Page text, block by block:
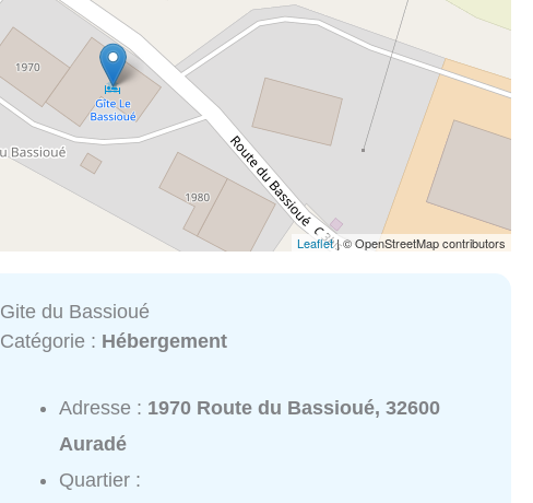
Leaflet| © OpenStreetMap contributors
Gite du Bassioué
Catégorie : Hébergement
Adresse : 1970 Route du Bassioué, 32600
Auradé
Quartier :